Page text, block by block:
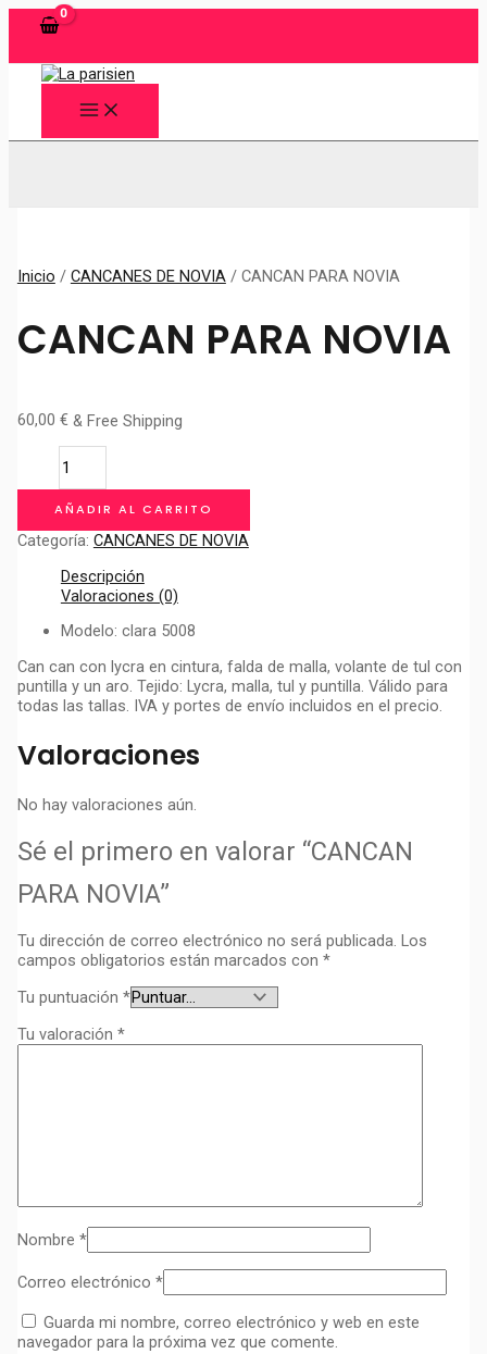
MAIN
MENU
Inicio / CANCANES DE NOVIA/ CANCAN PARA NOVIA
CANCAN PARA NOVIA
60,00 € & Free Shipping
NOVIA
cantidadAÑADIR AL CARRITO
Categoría: CANCANES DE NOVIA
Descripción
Valoraciones (0)
Modelo: clara 5008
Can can con lycra en cintura, falda de malla, volante de tul con
puntilla y un aro. Tejido: Lycra, malla, tul y puntilla. Válido para
todas las tallas. IVA y portes de envío incluidos en el precio.
Valoraciones
No hay valoraciones aún.
Sé el primero en valorar “CANCAN
PARA NOVIA”
Tu dirección de correo electrónico no será publicada. Los
campos obligatorios están marcados con *
Tu puntuación *
Tu valoración *
Nombre *
Correo electrónico *
Guarda mi nombre, correo electrónico y web en este
navegador para la próxima vez que comente.